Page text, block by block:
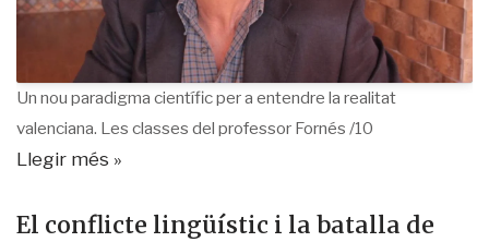
Un nou paradigma científic per a entendre la realitat
valenciana. Les classes del professor Fornés /10
Llegir més »
El conflicte lingüístic i la batalla de